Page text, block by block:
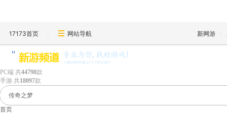
17173首页 网站导航 新网游
PC端 共44798款
手游 共18097款
首页